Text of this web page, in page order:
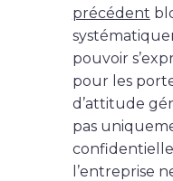
précédent
pouvoir
pour les
d’attitude
pas
l’entreprise